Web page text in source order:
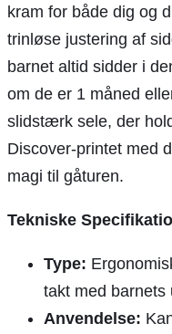
kram for både dig og
trinløse justering af
barnet altid sidder i
om de er 1 måned
slidstærk sele, der
Discover-printet med
magi til gåturen.
Tekniske
Type:
takt med barnets
Anvendelse: